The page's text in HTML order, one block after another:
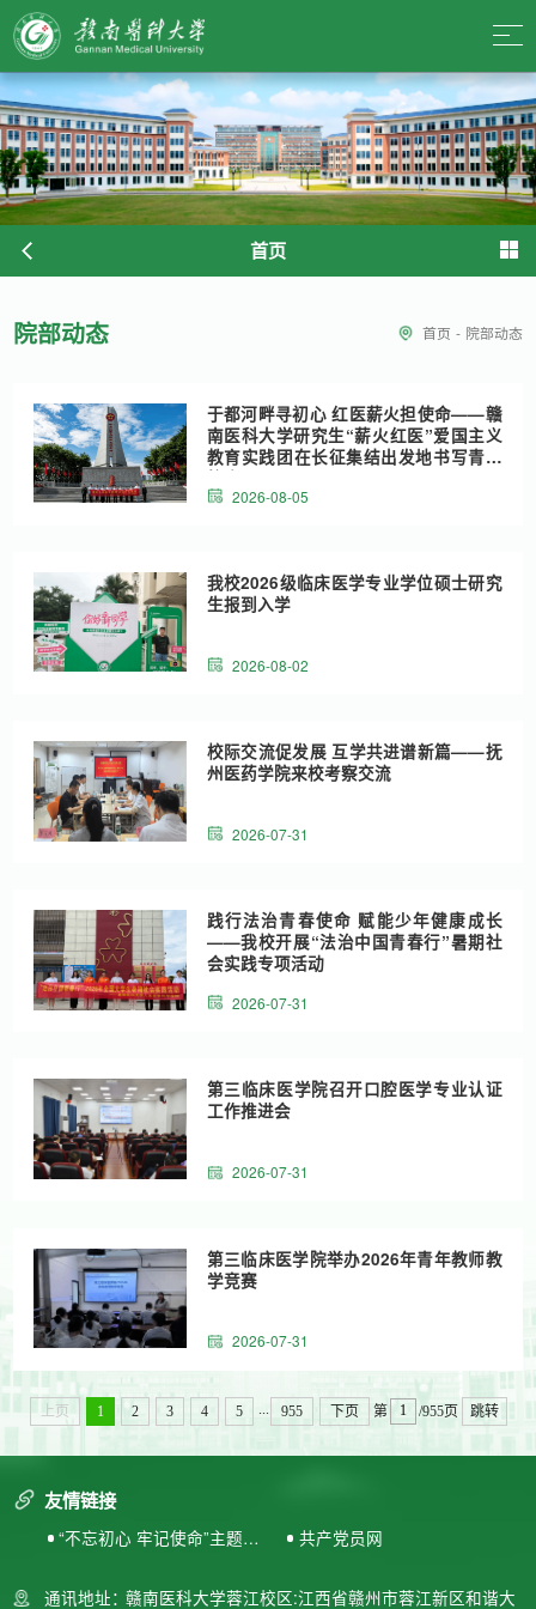
首页
院部动态 首页 - 院部动态
于都河畔寻初心 红医薪火担使命——赣
南医科大学研究生“薪火红医”爱国主义
教育实践团在长征集结出发地书写青春
答卷
2026-08-05
我校2026级临床医学专业学位硕士研究
生报到入学
2026-08-02
校际交流促发展 互学共进谱新篇——抚
州医药学院来校考察交流
2026-07-31
践行法治青春使命 赋能少年健康成长
——我校开展“法治中国青春行”暑期社
会实践专项活动
2026-07-31
第三临床医学院召开口腔医学专业认证
工作推进会
2026-07-31
第三临床医学院举办2026年青年教师教
学竞赛
2026-07-31
上页 1 2 3 4 5 ... 955 下页 第 /955页 跳转
友情链接
“不忘初心 牢记使命”主题教
共产党员网
通讯地址：赣南医科大学蓉江校区:江西省赣州市蓉江新区和谐大